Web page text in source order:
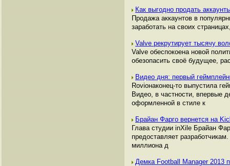
Как выгодно продать
Продажа аккаунтов в
заработать на своих
Valve рекрутирует тысячу
Valve обеспокоена новой
обезопасить своё будущее,
Видео дня: первый
Rovioнаконец-то выпустила
Видео, в частности, впервые
оформленной в стиле к
Брайан Фарго вернется на
Глава студии inXile Брайан
предоставляет
миллиона д
Демка Football Manager 2013